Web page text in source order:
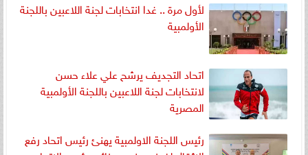
لأول مرة .. غدا انتخابات لجنة اللاعبين باللجنة
الأولمبية
اتحاد التجديف يرشح علي علاء حسن
لانتخابات لجنة اللاعبين باللجنة الأولمبية
المصرية
رئيس اللجنة الاولمبية يهنئ رئيس اتحاد رفع